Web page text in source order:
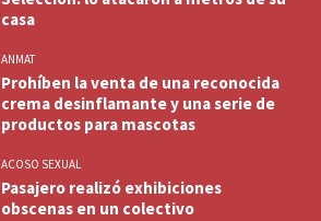
casa
ANMAT
Prohíben la venta de una reconocida
crema desinflamante y una serie de
productos para mascotas
ACOSO SEXUAL
Pasajero realizó exhibiciones
obscenas en un colectivo